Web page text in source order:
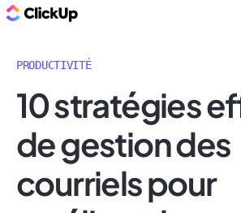
PRODUCTIVITÉ
10 stratégies
de gestion des
courriels pour